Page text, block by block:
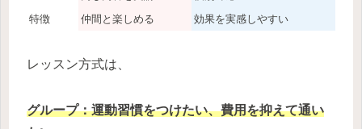
特徴
仲間と楽しめる 効果を実感しやすい
レッスン方式は、
グループ：運動習慣をつけたい、費用を抑えて通い